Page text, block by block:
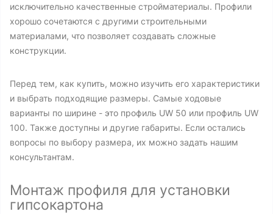
исключительно качественные стройматериалы. Профили
хорошо сочетаются с другими строительными
материалами, что позволяет создавать сложные
конструкции.
Перед тем, как купить, можно изучить его характеристики
и выбрать подходящие размеры. Самые ходовые
варианты по ширине - это профиль UW 50 или профиль UW
100. Также доступны и другие габариты. Если остались
вопросы по выбору размера, их можно задать нашим
консультантам.
Монтаж профиля для установки
гипсокартона